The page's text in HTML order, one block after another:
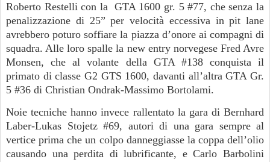
Roberto Restelli con la GTA 1600 gr. 5 #77, che senza la
penalizzazione di 25” per velocità eccessiva in pit lane
avrebbero poturo soffiare la piazza d’onore ai compagni di
squadra. Alle loro spalle la new entry norvegese Fred Avre
Monsen, che al volante della GTA #138 conquista il
primato di classe G2 GTS 1600, davanti all’altra GTA Gr.
5 #36 di Christian Ondrak-Massimo Bortolami.
Noie tecniche hanno invece rallentato la gara di Bernhard
Laber-Lukas Stojetz #69, autori di una gara sempre al
vertice prima che un colpo danneggiasse la coppa dell’olio
causando una perdita di lubrificante, e Carlo Barbolini